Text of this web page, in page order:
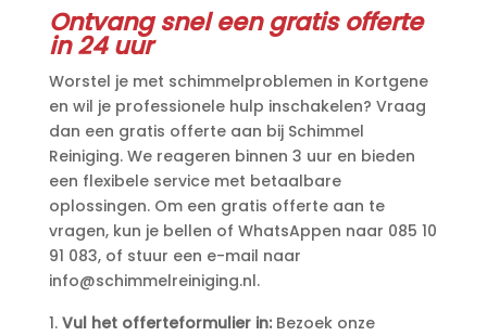
Ontvang snel een gratis offerte
in 24 uur
Worstel je met schimmelproblemen in Kortgene
en wil je professionele hulp inschakelen? Vraag
dan een gratis offerte aan bij Schimmel
Reiniging.​ We reageren binnen 3 uur en bieden
een flexibele service met betaalbare
oplossingen.​ Om een gratis offerte aan te
vragen, kun je bellen of WhatsAppen naar 085 10
91 083, of stuur een e-mail naar
info@schimmelreiniging.​nl.​
Vul het offerteformulier in:Bezoek onze